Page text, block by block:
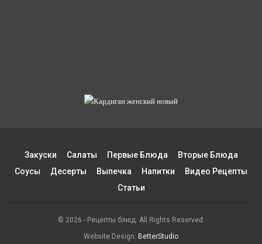
Закуски Салаты Первые Блюда
Вторые Блюда
Соусы
Десерты Выпечка Напитки
Видео Рецепты
Статьи
© 2026 - Рецепты блюд. All Rights Reserved.
Website Design: BetterStudio